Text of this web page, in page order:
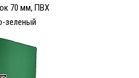
70 мм, ПВХ
зеленый